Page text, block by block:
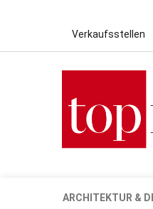
Verkaufsstellen
ARCHITEKTUR &